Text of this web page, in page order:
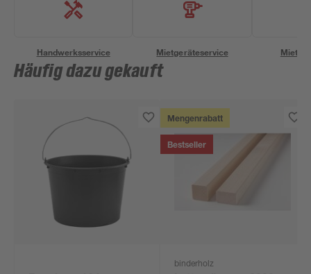
Handwerksservice Mietgeräteservice
Häufig dazu gekauft
Mengenrabatt
Bestseller
binderholz